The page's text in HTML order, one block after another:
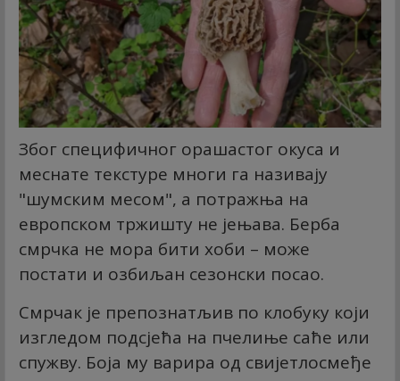
Због специфичног орашастог окуса и
меснате текстуре многи га називају
"шумским месом", а потражња на
европском тржишту не јењава. Берба
смрчка не мора бити хоби – може
постати и озбиљан сезонски посао.
Смрчак је препознатљив по клобуку који
изгледом подсјећа на пчелиње саће или
спужву. Боја му варира од свијетлосмеђе